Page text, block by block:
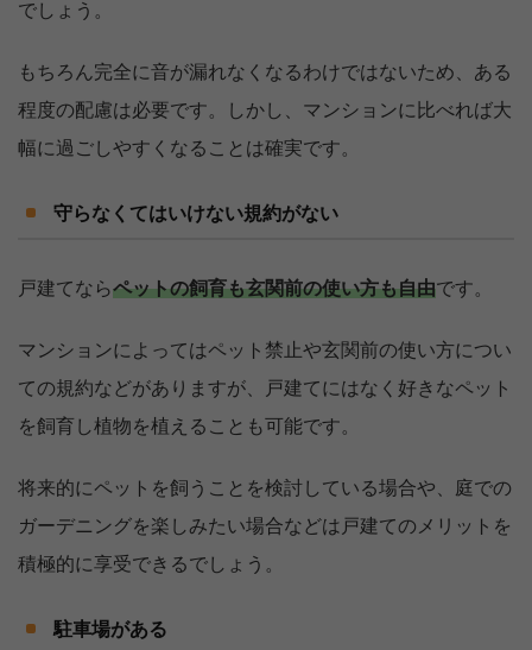
でしょう。
もちろん完全に音が漏れなくなるわけではないため、ある
程度の配慮は必要です。しかし、マンションに比べれば大
幅に過ごしやすくなることは確実です。
守らなくてはいけない規約がない
戸建てならペットの飼育も玄関前の使い方も自由です。
マンションによってはペット禁止や玄関前の使い方につい
ての規約などがありますが、戸建てにはなく好きなペット
を飼育し植物を植えることも可能です。
将来的にペットを飼うことを検討している場合や、庭での
ガーデニングを楽しみたい場合などは戸建てのメリットを
積極的に享受できるでしょう。
駐車場がある